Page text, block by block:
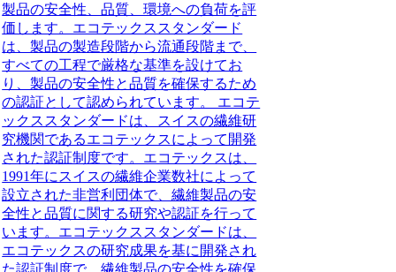
製品の安全性、品質、環境への負荷を評
価します。エコテックススタンダード
は、製品の製造段階から流通段階まで、
すべての工程で厳格な基準を設けてお
り、製品の安全性と品質を確保するため
の認証として認められています。 エコテ
ックススタンダードは、スイスの繊維研
究機関であるエコテックスによって開発
された認証制度です。エコテックスは、
1991年にスイスの繊維企業数社によって
設立された非営利団体で、繊維製品の安
全性と品質に関する研究や認証を行って
います。エコテックススタンダードは、
エコテックスの研究成果を基に開発され
た認証制度で、繊維製品の安全性を確保